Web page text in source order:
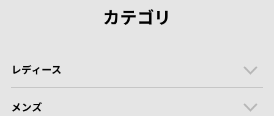
カテゴリ
レディース
メンズ